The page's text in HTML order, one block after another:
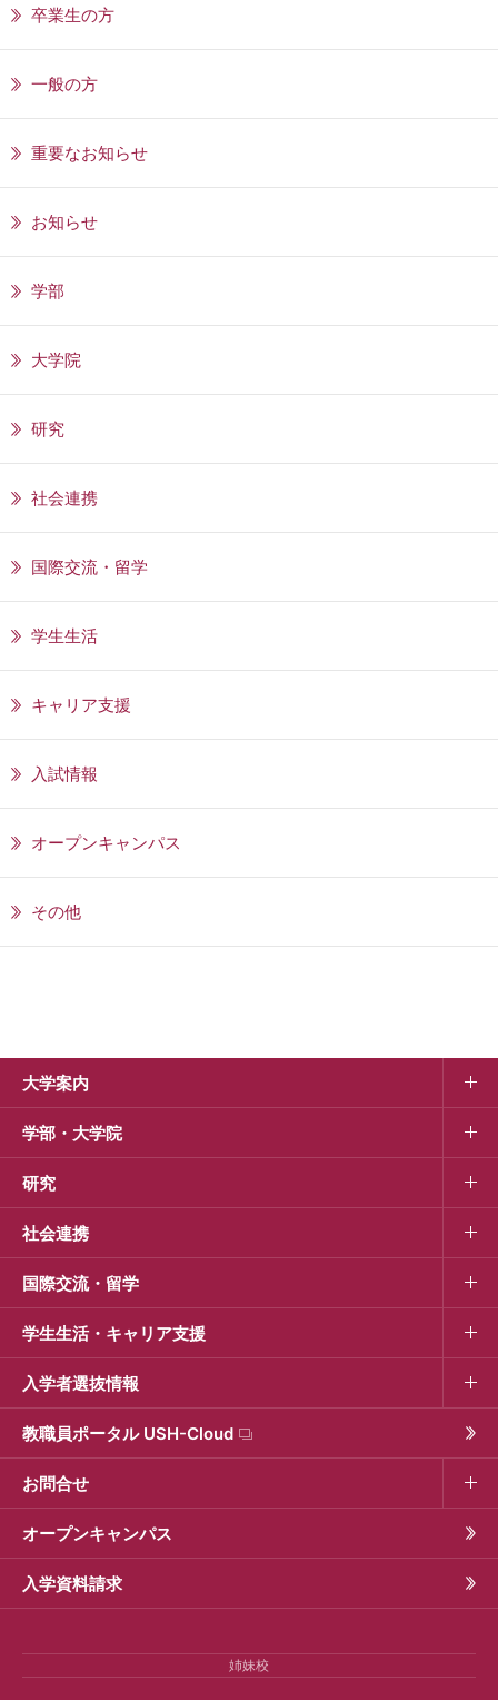
卒業生の方
一般の方
重要なお知らせ
お知らせ
学部
大学院
研究
社会連携
国際交流・留学
学生生活
キャリア支援
入試情報
オープンキャンパス
その他
大学案内
学部・大学院
研究
社会連携
国際交流・留学
学生生活・キャリア支援
入学者選抜情報
教職員ポータル USH-Cloud
お問合せ
オープンキャンパス
入学資料請求
姉妹校